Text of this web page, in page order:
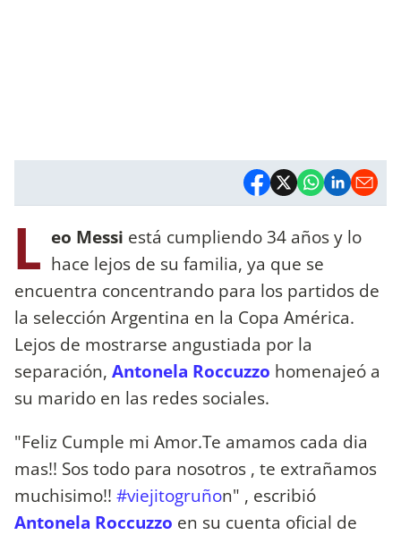
L eo Messi está cumpliendo 34 años y lo
hace lejos de su familia, ya que se
encuentra concentrando para los partidos de
la selección Argentina en la Copa América.
Lejos de mostrarse angustiada por la
separación, Antonela Roccuzzo homenajeó a
su marido en las redes sociales.
"Feliz Cumple mi Amor.Te amamos cada dia
mas!! Sos todo para nosotros , te extrañamos
muchisimo!! #viejitogruñon" , escribió
Antonela Roccuzzo en su cuenta oficial de